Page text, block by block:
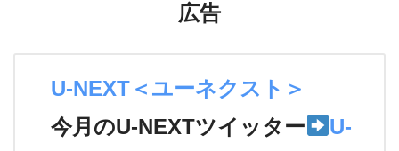
広告
U-NEXT＜ユーネクスト＞
今月のU-NEXTツイッター
U-